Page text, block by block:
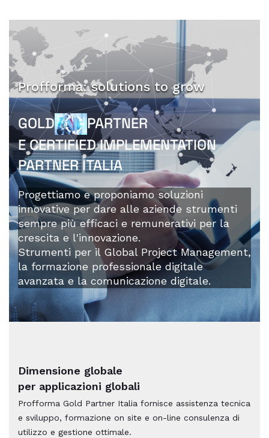
Profforma: solutions to grow
GOLD
PARTNER
E CERTIFIED IMPLEMENTATION
PARTNER ITALIA
Progettiamo e proponiamo soluzioni
innovative per dare alle aziende strumenti
sempre più efficaci e remunerativi per la
crescita e l'innovazione.
Strumenti per il Global Project Management,
la formazione professionale digitale
avanzata e la comunicazione digitale.
Dimensione globale
per applicazioni globali
Profforma Gold Partner Italia fornisce assistenza tecnica
e sviluppo, formazione on site e on-line consulenza di
utilizzo e gestione ottimale.